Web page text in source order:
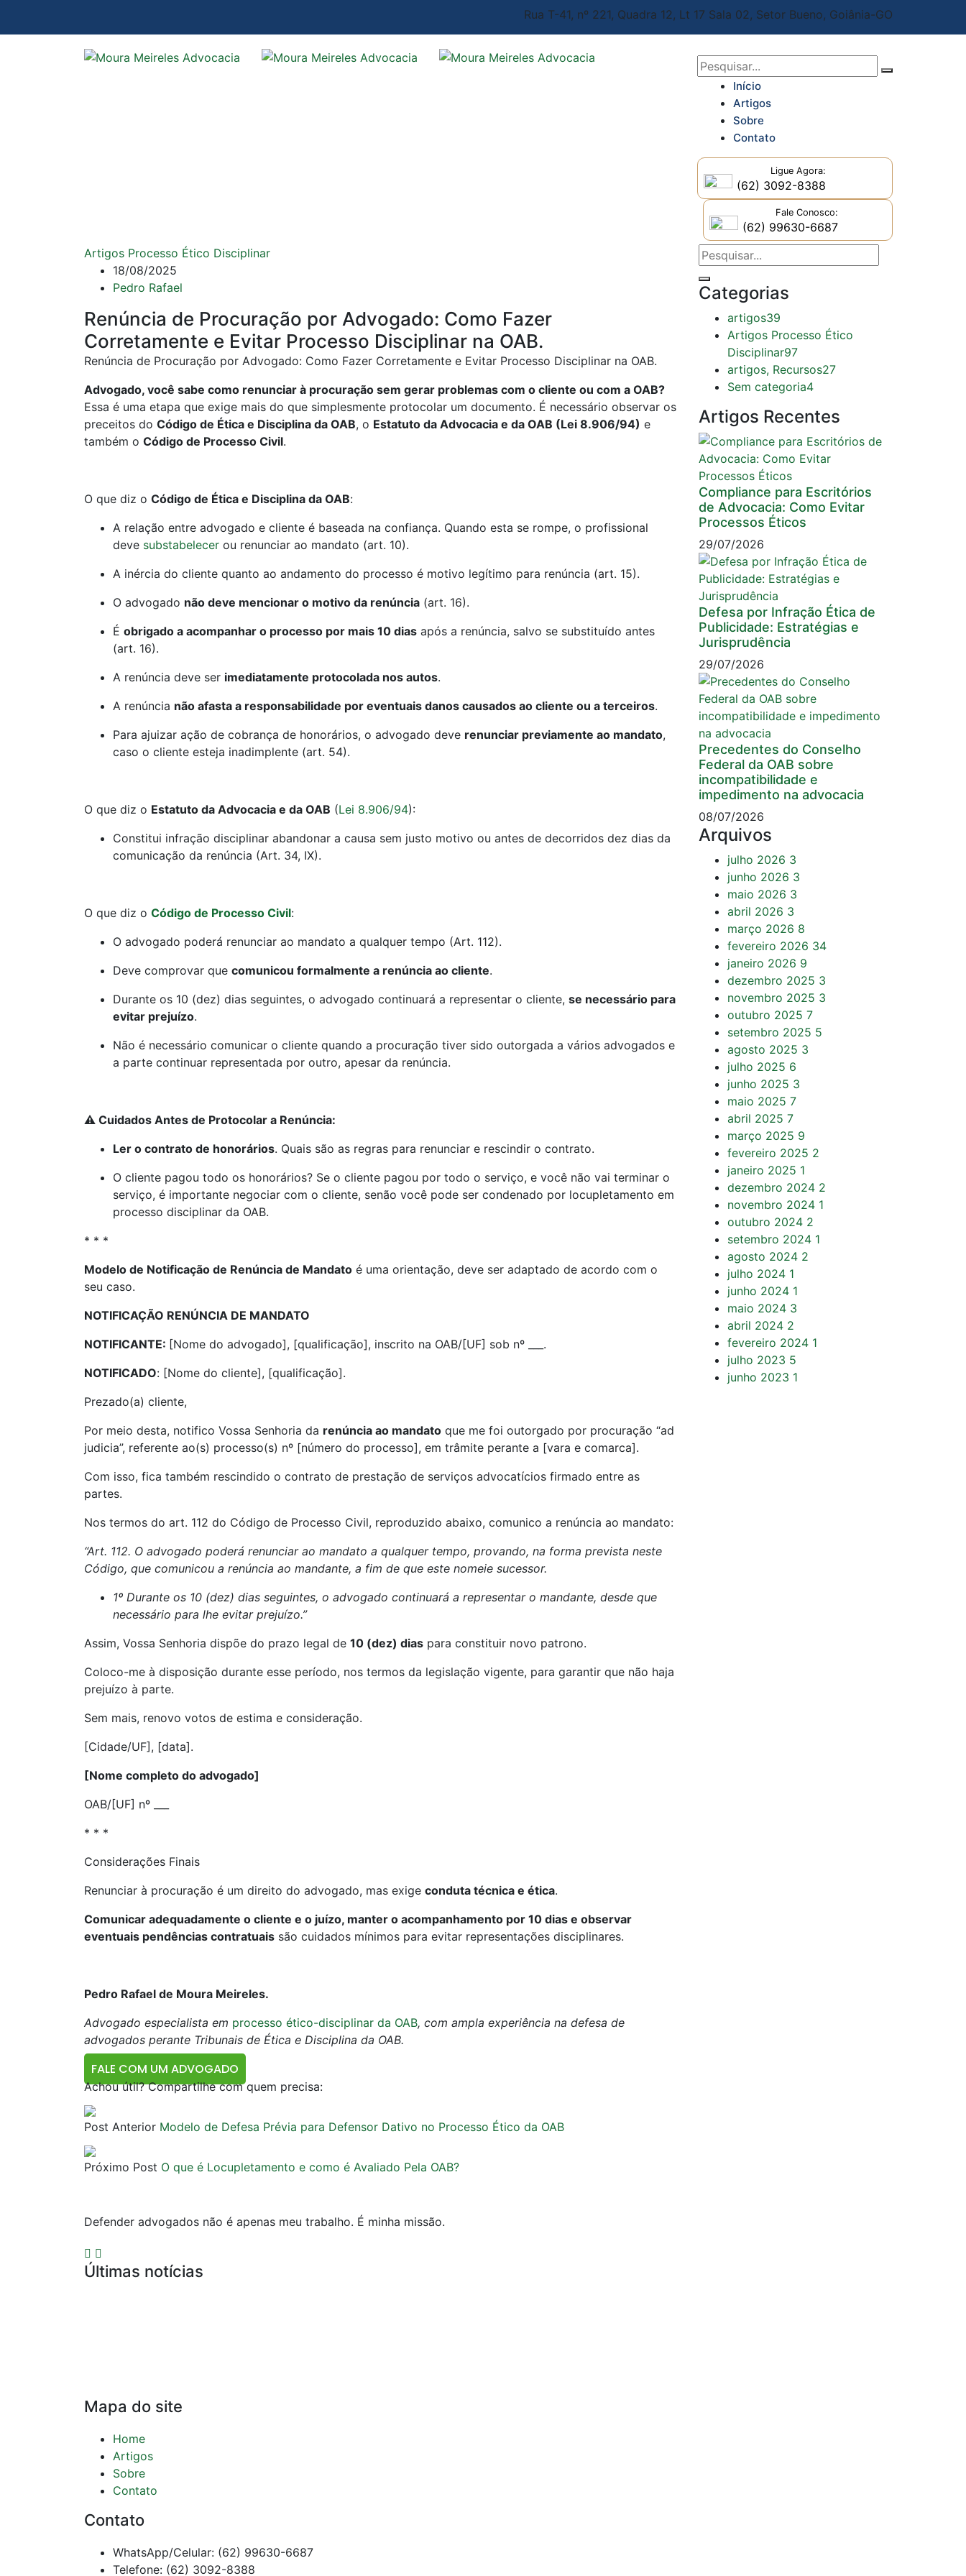
Rua T-41, nº 221, Quadra 12, Lt 17 Sala 02, Setor Bueno, Goiânia-GO
Início
Artigos
Sobre
Contato
Ligue Agora:
(62) 3092-8388
Fale Conosco:
(62) 99630-6687
Artigos Processo Ético Disciplinar
18/08/2025
Pedro Rafael
Renúncia de Procuração por Advogado: Como Fazer
Corretamente e Evitar Processo Disciplinar na OAB.
Renúncia de Procuração por Advogado: Como Fazer Corretamente e Evitar Processo Disciplinar na OAB.
Advogado, você sabe como renunciar à procuração sem gerar problemas com o cliente ou com a OAB?
Essa é uma etapa que exige mais do que simplesmente protocolar um documento. É necessário observar os
preceitos do Código de Ética e Disciplina da OAB, o Estatuto da Advocacia e da OAB (Lei 8.906/94) e
também o Código de Processo Civil.
O que diz o Código de Ética e Disciplina da OAB:
A relação entre advogado e cliente é baseada na confiança. Quando esta se rompe, o profissional
deve substabelecer ou renunciar ao mandato (art. 10).
A inércia do cliente quanto ao andamento do processo é motivo legítimo para renúncia (art. 15).
O advogado não deve mencionar o motivo da renúncia (art. 16).
É obrigado a acompanhar o processo por mais 10 dias após a renúncia, salvo se substituído antes
(art. 16).
A renúncia deve ser imediatamente protocolada nos autos.
A renúncia não afasta a responsabilidade por eventuais danos causados ao cliente ou a terceiros.
Para ajuizar ação de cobrança de honorários, o advogado deve renunciar previamente ao mandato,
caso o cliente esteja inadimplente (art. 54).
O que diz o Estatuto da Advocacia e da OAB (Lei 8.906/94):
Constitui infração disciplinar abandonar a causa sem justo motivo ou antes de decorridos dez dias da
comunicação da renúncia (Art. 34, IX).
O que diz o Código de Processo Civil:
O advogado poderá renunciar ao mandato a qualquer tempo (Art. 112).
Deve comprovar que comunicou formalmente a renúncia ao cliente.
Durante os 10 (dez) dias seguintes, o advogado continuará a representar o cliente, se necessário para
evitar prejuízo.
Não é necessário comunicar o cliente quando a procuração tiver sido outorgada a vários advogados e
a parte continuar representada por outro, apesar da renúncia.
⚠ ️ Cuidados Antes de Protocolar a Renúncia:
Ler o contrato de honorários. Quais são as regras para renunciar e rescindir o contrato.
O cliente pagou todo os honorários? Se o cliente pagou por todo o serviço, e você não vai terminar o
serviço, é importante negociar com o cliente, senão você pode ser condenado por locupletamento em
processo disciplinar da OAB.
* * *
Modelo de Notificação de Renúncia de Mandato é uma orientação, deve ser adaptado de acordo com o
seu caso.
NOTIFICAÇÃO RENÚNCIA DE MANDATO
NOTIFICANTE: [Nome do advogado], [qualificação], inscrito na OAB/[UF] sob nº ___.
NOTIFICADO: [Nome do cliente], [qualificação].
Prezado(a) cliente,
Por meio desta, notifico Vossa Senhoria da renúncia ao mandato que me foi outorgado por procuração “ad
judicia”, referente ao(s) processo(s) nº [número do processo], em trâmite perante a [vara e comarca].
Com isso, fica também rescindido o contrato de prestação de serviços advocatícios firmado entre as
partes.
Nos termos do art. 112 do Código de Processo Civil, reproduzido abaixo, comunico a renúncia ao mandato:
“Art. 112. O advogado poderá renunciar ao mandato a qualquer tempo, provando, na forma prevista neste
Código, que comunicou a renúncia ao mandante, a fim de que este nomeie sucessor.
1º Durante os 10 (dez) dias seguintes, o advogado continuará a representar o mandante, desde que
necessário para lhe evitar prejuízo.”
Assim, Vossa Senhoria dispõe do prazo legal de 10 (dez) dias para constituir novo patrono.
Coloco-me à disposição durante esse período, nos termos da legislação vigente, para garantir que não haja
prejuízo à parte.
Sem mais, renovo votos de estima e consideração.
[Cidade/UF], [data].
[Nome completo do advogado]
OAB/[UF] nº ___
* * *
Considerações Finais
Renunciar à procuração é um direito do advogado, mas exige conduta técnica e ética.
Comunicar adequadamente o cliente e o juízo, manter o acompanhamento por 10 dias e observar
eventuais pendências contratuais são cuidados mínimos para evitar representações disciplinares.
Pedro Rafael de Moura Meireles.
Advogado especialista em processo ético-disciplinar da OAB, com ampla experiência na defesa de
advogados perante Tribunais de Ética e Disciplina da OAB.
FALE COM UM ADVOGADO
Achou útil? Compartilhe com quem precisa:
Post Anterior Modelo de Defesa Prévia para Defensor Dativo no Processo Ético da OAB
Próximo Post O que é Locupletamento e como é Avaliado Pela OAB?
Categorias
artigos39
Artigos Processo Ético
Disciplinar97
artigos, Recursos27
Sem categoria4
Artigos Recentes
Compliance para Escritórios
de Advocacia: Como Evitar
Processos Éticos
29/07/2026
Defesa por Infração Ética de
Publicidade: Estratégias e
Jurisprudência
29/07/2026
Precedentes do Conselho
Federal da OAB sobre
incompatibilidade e
impedimento na advocacia
08/07/2026
Arquivos
julho 2026 3
junho 2026 3
maio 2026 3
abril 2026 3
março 2026 8
fevereiro 2026 34
janeiro 2026 9
dezembro 2025 3
novembro 2025 3
outubro 2025 7
setembro 2025 5
agosto 2025 3
julho 2025 6
junho 2025 3
maio 2025 7
abril 2025 7
março 2025 9
fevereiro 2025 2
janeiro 2025 1
dezembro 2024 2
novembro 2024 1
outubro 2024 2
setembro 2024 1
agosto 2024 2
julho 2024 1
junho 2024 1
maio 2024 3
abril 2024 2
fevereiro 2024 1
julho 2023 5
junho 2023 1
Defender advogados não é apenas meu trabalho. É minha missão.
Últimas notícias
Mapa do site
Home
Artigos
Sobre
Contato
Contato
WhatsApp/Celular: (62) 99630-6687
Telefone: (62) 3092-8388